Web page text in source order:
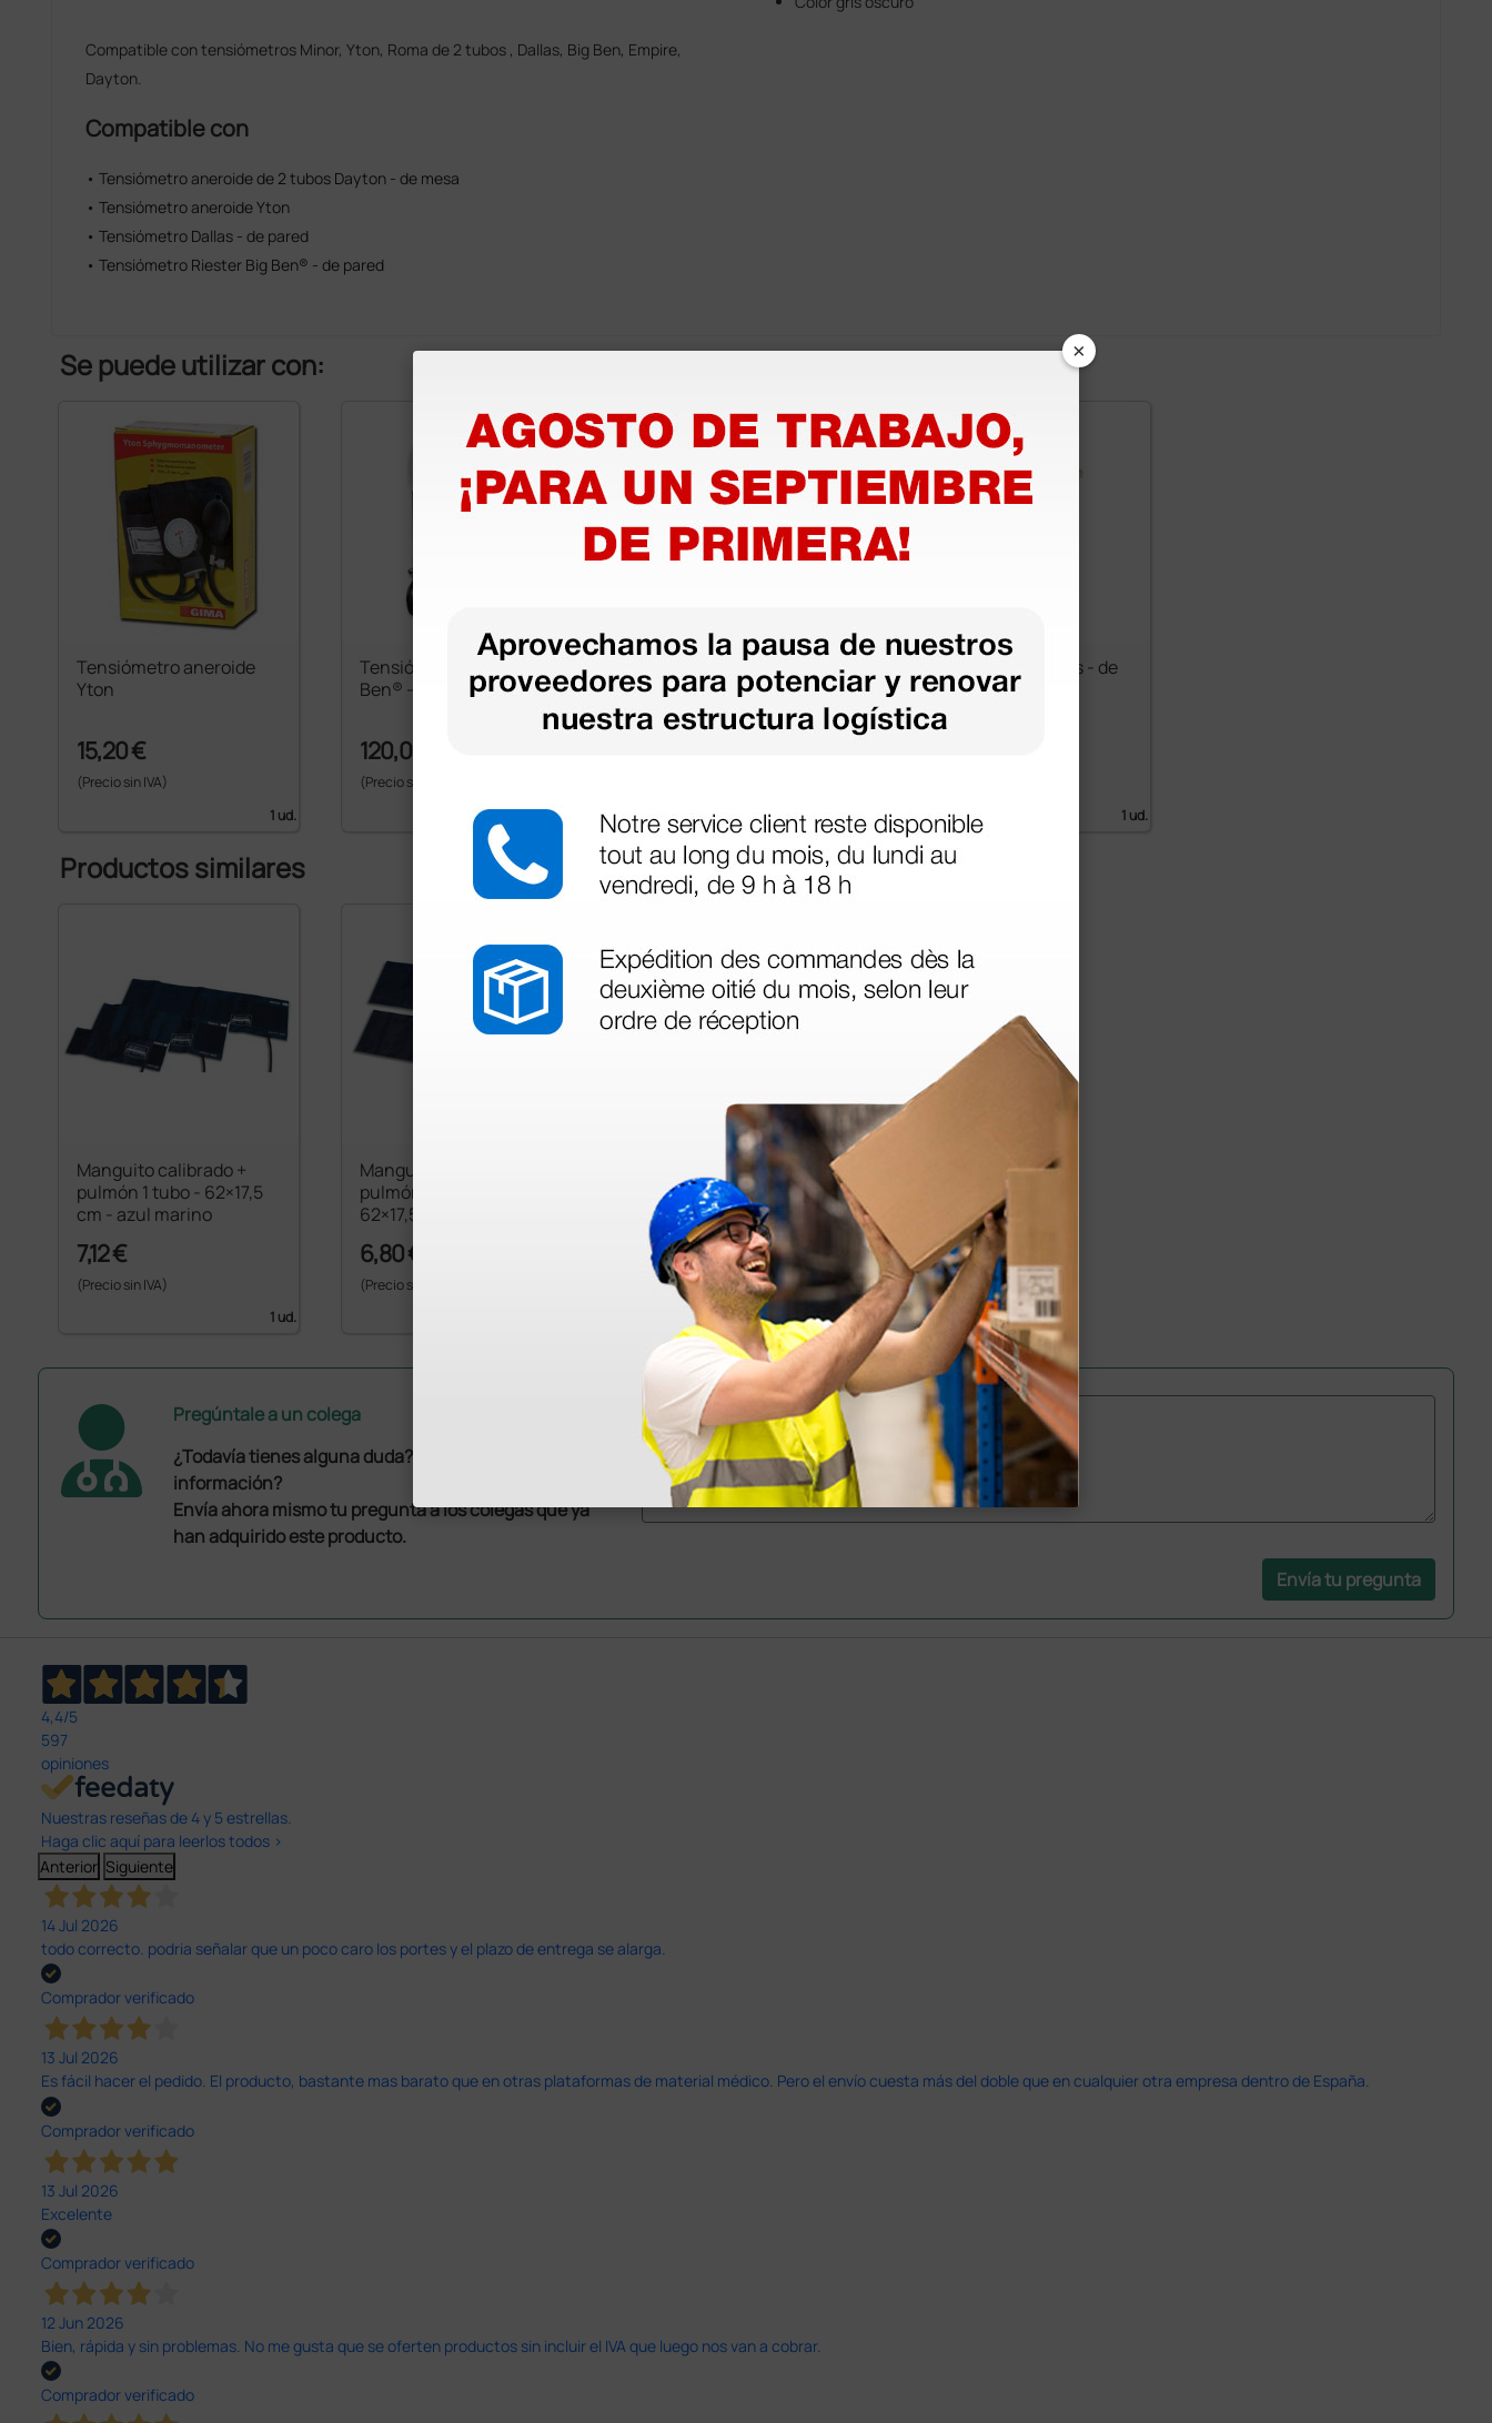
Compatible con tensiómetros Minor, Yton, Roma de 2 tubos , Dallas, Big Ben, Empire,
Dayton.
Compatible con
• Tensiómetro aneroide de 2 tubos Dayton - de mesa
• Tensiómetro aneroide Yton
• Tensiómetro Dallas - de pared
• Tensiómetro Riester Big Ben® - de pared
Se puede utilizar con:
Tensiómetro aneroide
Yton
15,20 €
(Precio sin IVA)
1 ud.
Tensiómetro Riester Big
Ben® - de pared
120,00 €
(Precio sin IVA)
1 ud.
Tensiómetro aneroide de
2 tubos Dayton - de
mesa
1 ud.
Tensiómetro Dallas - de
pared
1 ud.
Productos similares
Manguito calibrado +
pulmón 1 tubo - 62×17,5
cm - azul marino
7,12 €
(Precio sin IVA)
1 ud.
Manguito calibrado +
pulmón de 2 tubos -
62×17,5 cm - azul
6,80 €
(Precio sin IVA)
Pregúntale a un colega
¿Todavía tienes alguna duda? ¿Necesitas más
información?
Envía ahora mismo tu pregunta a los colegas que ya
han adquirido este producto.
Envía tu pregunta
4,4/5
597
opiniones
Nuestras reseñas de 4 y 5 estrellas.
Haga clic aquí para leerlos todos >
Anterior Siguiente
14 Jul 2026
todo correcto. podria señalar que un poco caro los portes y el plazo de entrega se alarga.
Comprador verificado
13 Jul 2026
Es fácil hacer el pedido. El producto, bastante mas barato que en otras plataformas de material médico. Pero el envío cuesta más del doble que en cualquier otra empresa dentro de España.
Comprador verificado
13 Jul 2026
Excelente
Comprador verificado
12 Jun 2026
Bien, rápida y sin problemas. No me gusta que se oferten productos sin incluir el IVA que luego nos van a cobrar.
Comprador verificado
×